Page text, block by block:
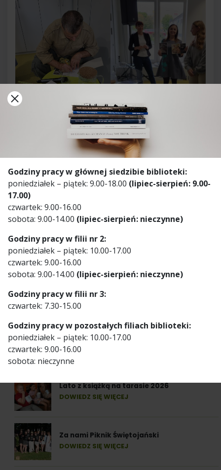
Godziny pracy w głównej siedzibie biblioteki:
poniedziałek – piątek: 9.00-18.00 (lipiec-sierpień: 9.00-
17.00)
czwartek: 9.00-16.00
sobota: 9.00-14.00 (lipiec-sierpień: nieczynne)
Godziny pracy w filii nr 2:
poniedziałek – piątek: 10.00-17.00
czwartek: 9.00-16.00
sobota: 9.00-14.00 (lipiec-sierpień: nieczynne)
Godziny pracy w filii nr 3:
czwartek: 7.30-15.00
Godziny pracy w pozostałych filiach biblioteki:
poniedziałek – piątek: 10.00-17.00
czwartek: 9.00-16.00
sobota: nieczynne
Zdjęcia: Anna Sobczyk
Ostatnie informacje
Lato z książką na tarasie 2026
DOWIEDZ SIĘ WIĘCEJ
Za nami Piknik Świętojański
DOWIEDZ SIĘ WIĘCEJ